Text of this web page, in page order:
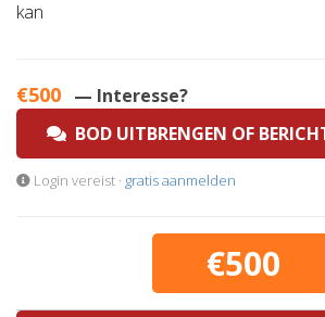
kan
€500 — Interesse?
BOD UITBRENGEN OF
Login vereist · gratis aanmelden
€500